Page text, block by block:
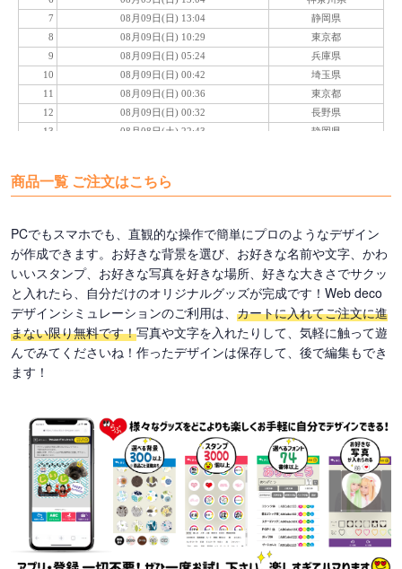
商品一覧 ご注文はこちら
PCでもスマホでも、直観的な操作で簡単にプロのようなデザイン
が作成できます。お好きな背景を選び、お好きな名前や文字、かわ
いいスタンプ、お好きな写真を好きな場所、好きな大きさでサクッ
と入れたら、自分だけのオリジナルグッズが完成です！Web deco
デザインシミュレーションのご利用は、 カートに入れてご注文に進
まない限り無料です！写真や文字を入れたりして、気軽に触って遊
んでみてくださいね！作ったデザインは保存して、後で編集もでき
ます！